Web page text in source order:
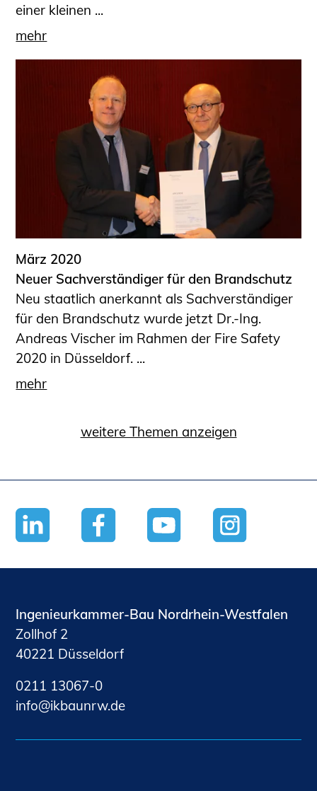
einer kleinen ...
mehr
März 2020
Neuer Sachverständiger für den Brandschutz
Neu staatlich anerkannt als Sachverständiger
für den Brandschutz wurde jetzt Dr.-Ing.
Andreas Vischer im Rahmen der Fire Safety
2020 in Düsseldorf. ...
mehr
weitere Themen anzeigen
Ingenieurkammer-Bau Nordrhein-Westfalen
Zollhof 2
40221 Düsseldorf
0211 13067-0
nf
kb nrwd